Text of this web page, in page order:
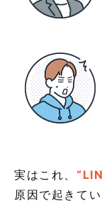
実はこれ、
原因で起きて